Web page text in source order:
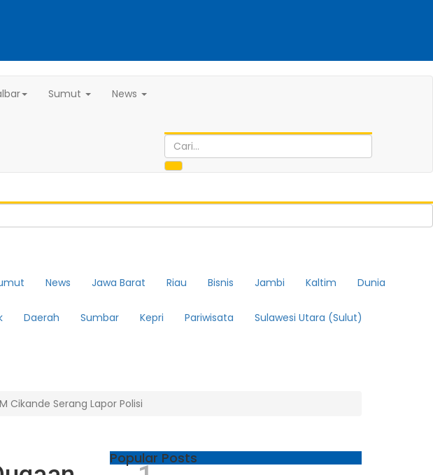
Sumut News
News Jawa Barat Riau Bisnis Jambi Kaltim Dunia
Daerah Sumbar Kepri Pariwisata Sulawesi Utara (Sulut)
Cikande Serang Lapor Polisi
Popular Posts